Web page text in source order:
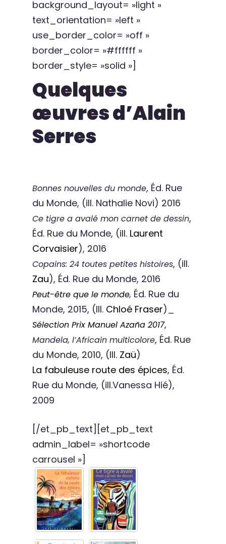
background_layout= »light »
text_orientation= »left »
use_border_color= »off »
border_color= »#ffffff »
border_style= »solid »]
Quelques
œuvres d’Alain
Serres
Bonnes nouvelles du monde, Éd. Rue
du Monde, (ill. Nathalie Novi) 2016
Ce tigre a avalé mon carnet de dessin,
Éd. Rue du Monde, (ill. Laurent
Corvaisier), 2016
Copains: 24 toutes petites histoires, (ill.
Zau), Éd. Rue du Monde, 2016
Peut-être que le monde, Éd. Rue du
Monde, 2015, (Ill. Chloé Fraser)_
Sélection Prix Manuel Azaña 2017,
Mandela, l’Africain multicolore, Éd. Rue
du Monde, 2010, (Ill. Zaü)
La fabuleuse route des épices, Éd.
Rue du Monde, (ill.Vanessa Hié),
2009
[/et_pb_text][et_pb_text
admin_label= »shortcode
carrousel »]